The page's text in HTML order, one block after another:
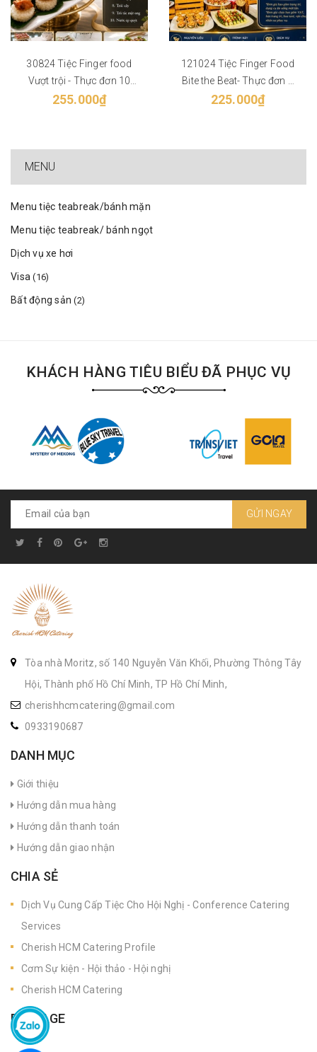
30824 Tiệc Finger food
Vượt trội - Thực đơn 10
món - Phù hợp từ 60 khách
255.000₫
121024 Tiệc Finger Food
Bite the Beat- Thực đơn 5
món phù hợp từ 45 khách
225.000₫
MENU
Menu tiệc teabreak/bánh mặn
Menu tiệc teabreak/ bánh ngọt
Dịch vụ xe hơi
Visa(16)
Bất động sản(2)
KHÁCH HÀNG TIÊU BIỂU ĐÃ PHỤC VỤ
GỬI NGAY
Tòa nhà Moritz, số 140 Nguyễn Văn Khối, Phường Thông Tây
Hội, Thành phố Hồ Chí Minh, TP Hồ Chí Minh,
cherishhcmcatering@gmail.com
0933190687
DANH MỤC
Giới thiệu
Hướng dẫn mua hàng
Hướng dẫn thanh toán
Hướng dẫn giao nhận
CHIA SẺ
Dịch Vụ Cung Cấp Tiệc Cho Hội Nghị - Conference Catering
Services
Cherish HCM Catering Profile
Cơm Sự kiện - Hội thảo - Hội nghị
Cherish HCM Catering
FANPAGE